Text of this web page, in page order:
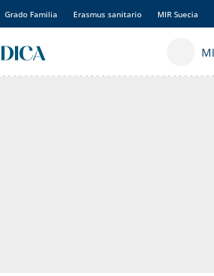
Grado Familia Erasmus sanitario MIR Suecia